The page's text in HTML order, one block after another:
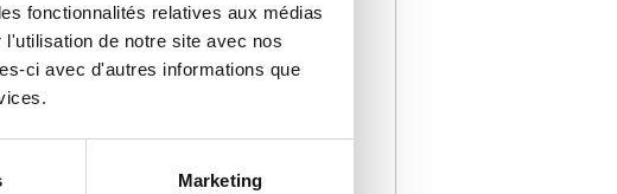
fonctionnalités relatives aux médias
de notre site avec nos
ci avec d'autres informations que
Marketing